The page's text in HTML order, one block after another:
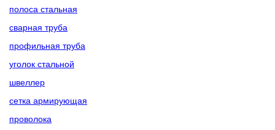
полоса стальная
сварная труба
профильная труба
уголок стальной
швеллер
сетка армирующая
проволока